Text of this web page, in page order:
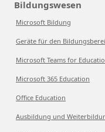
Bildungswesen
Microsoft Bildung
Geräte für den
Microsoft Teams for
Microsoft 365 Education
Office Education
Ausbildung und